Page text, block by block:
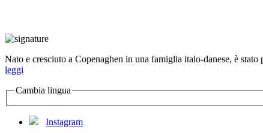
Nato e cresciuto a Copenaghen in una famiglia italo-danese, è
leggi
Cambia lingua
Instagram